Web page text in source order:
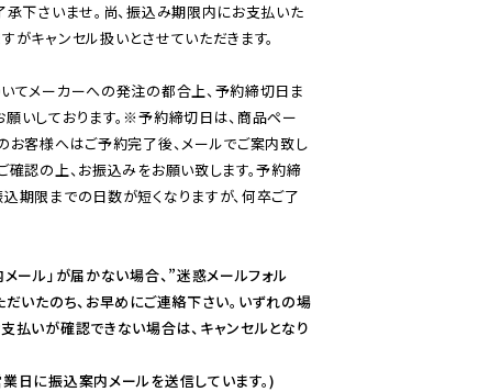
承下さいませ。尚、振込み期限内にお支払いた
がキャンセル扱いとさせていただきます。
メーカーへの発注の都合上、予約締切日ま
いしております。※予約締切日は、商品ペー
お客様へはご予約完了後、メールでご案内致し
確認の上、お振込みをお願い致します。予約締
期限までの日数が短くなりますが、何卒ご了
メール」が届かない場合、”迷惑メールフォル
いたのち、お早めにご連絡下さい。いずれの場
払いが確認できない場合は、キャンセルとなり
日に振込案内メールを送信しています。)